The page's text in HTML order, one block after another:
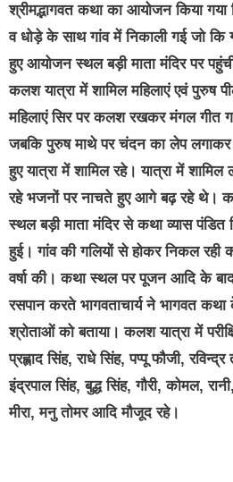
श्रीमद्भागवत कथा का आयोजन किया गया
व धोड़े के साथ गांव में निकाली गई जो कि
हुए आयोजन स्थल बड़ी माता मंदिर पर
कलश यात्रा में शामिल महिलाएं एवं पुरुष
महिलाएं सिर पर कलश रखकर मंगल गीत
जबकि पुरुष माथे पर चंदन का लेप लगाकर
हुए यात्रा में शामिल रहे। यात्रा में
रहे भजनों पर नाचते हुए आगे बढ़ रहे थे।
स्थल बड़ी माता मंदिर से कथा व्यास
हुई। गांव की गलियों से होकर निकल रही
वर्षा की। कथा स्थल पर पूजन आदि के
रसपान करते भागवताचार्य ने भागवत
श्रोताओं को बताया। कलश यात्रा में
प्रह्लाद सिंह, राधे सिंह, पप्पू फौजी,
इंद्रपाल सिंह, बुद्ध सिंह, गौरी, कोमल,
मीरा, मनु तोमर आदि मौजूद रहे।